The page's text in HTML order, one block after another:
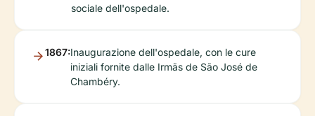
sociale dell'ospedale.
1867:Inaugurazione dell'ospedale, con le cure
iniziali fornite dalle Irmãs de São José de
Chambéry.